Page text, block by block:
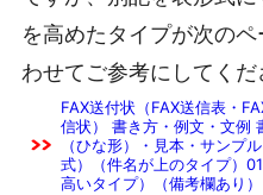
を高めたタイプが次の
わせてご参考にしてくだ
FAX送付状（FAX送信表・
信状） 書き方・例文・文例
（ひな形）・見本・サンプ
式）（件名が上のタイプ）
高いタイプ）（備考欄あり）